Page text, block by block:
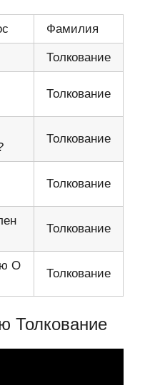
Фамилия
Толкование
Толкование
Толкование
Толкование
Толкование
О
Толкование
Толкование